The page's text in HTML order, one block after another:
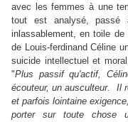
avec les femmes à une
tout est analysé, passé
inlassablement, en toile
de Louis-ferdinand Céline
suicide intellectuel et
"Plus passif qu'actif,
écouteur, un ausculteur. Il
et parfois lointaine
porter sur toute chose